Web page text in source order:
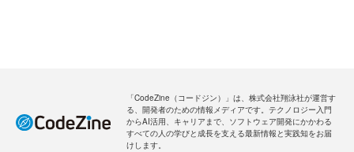
「CodeZine（コードジン）」は、株式会社翔泳社が運営す
る、開発者のための情報メディアです。テクノロジー入門
からAI活用、キャリアまで、ソフトウェア開発にかかわる
すべての人の学びと成長を支える最新情報と実践知をお届
けします。